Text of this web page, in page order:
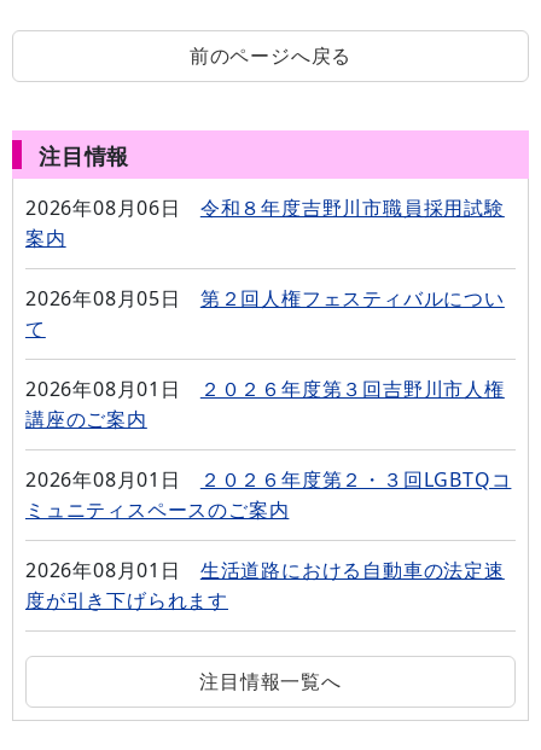
前のページへ戻る
注目情報
2026年08月06日
令和８年度吉野川市職員採用試験
案内
2026年08月05日
第２回人権フェスティバルについ
て
2026年08月01日
２０２６年度第３回吉野川市人権
講座のご案内
2026年08月01日
２０２６年度第２・３回LGBTQコ
ミュニティスペースのご案内
2026年08月01日
生活道路における自動車の法定速
度が引き下げられます
注目情報一覧へ